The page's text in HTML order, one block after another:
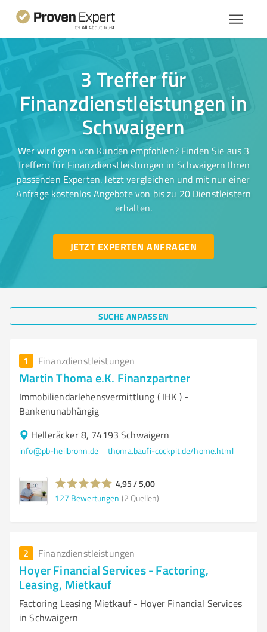
3 Treffer für
Finanzdienstleistungen in
Schwaigern
Wer wird gern von Kunden empfohlen? Finden Sie aus 3
Treffern für Finanzdienstleistungen in Schwaigern Ihren
passenden Experten. Jetzt vergleichen und mit nur einer
Anfrage kostenlos Angebote von bis zu 20 Dienstleistern
erhalten.
JETZT EXPERTEN ANFRAGEN
SUCHE ANPASSEN
1 Finanzdienstleistungen
Martin Thoma e.K. Finanzpartner
Immobiliendarlehensvermittlung ( IHK ) -
Bankenunabhängig
Helleräcker 8, 74193 Schwaigern
info@pb-heilbronn.de thoma.baufi-cockpit.de/home.html
4,95 / 5,00
127 Bewertungen (2 Quellen)
2 Finanzdienstleistungen
Hoyer Financial Services - Factoring,
Leasing, Mietkauf
Factoring Leasing Mietkauf - Hoyer Financial Services
in Schwaigern